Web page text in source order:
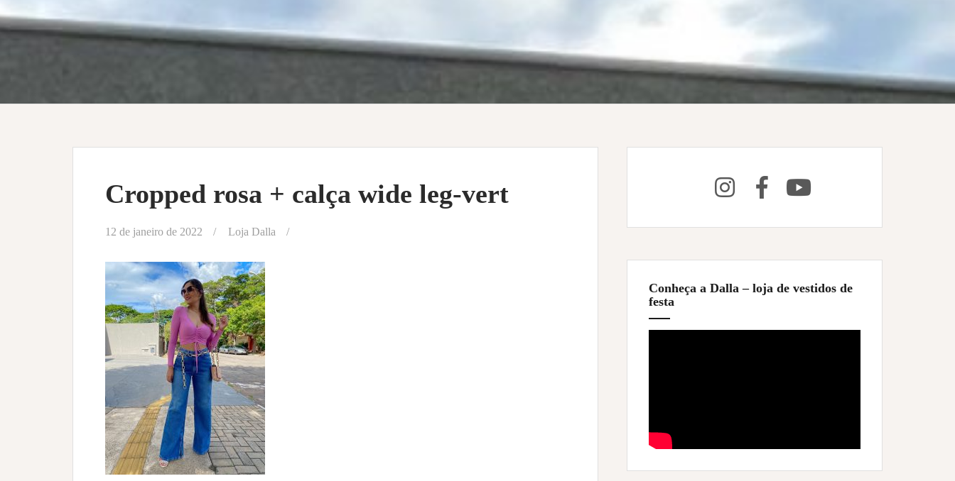
Cropped rosa + calça wide leg-vert
12 de janeiro de 2022 Loja Dalla
Conheça a Dalla – loja de vestidos de
festa